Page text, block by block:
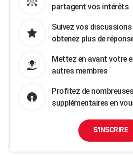
partagent vos intérêts
Suivez vos
obtenez plus de
Mettez en avant votre
autres membres
Profitez de
supplémentaires en
S'INSCRIRE